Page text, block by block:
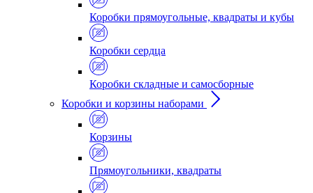
Коробки прямоугольные, квадраты и кубы
Коробки сердца
Коробки складные и самосборные
Коробки и корзины наборами
Корзины
Прямоугольники, квадраты